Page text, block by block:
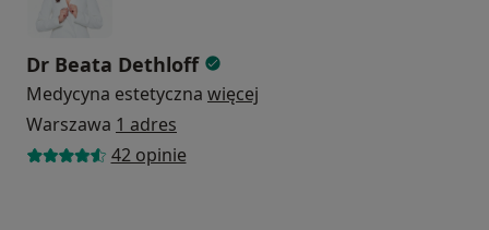
Dr Beata Dethloff
Medycyna estetyczna więcej
Warszawa 1 adres
42 opinie